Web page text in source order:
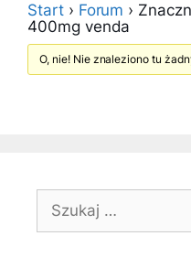
Start › Forum ›
400mg venda
O, nie! Nie znaleziono tu
Szukaj: